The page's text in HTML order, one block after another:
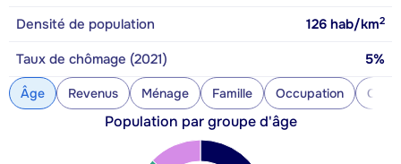
Densité de population 126 hab/km2
Taux de chômage (2021) 5%
Âge Revenus Ménage Famille Occupation
Population par groupe d'âge